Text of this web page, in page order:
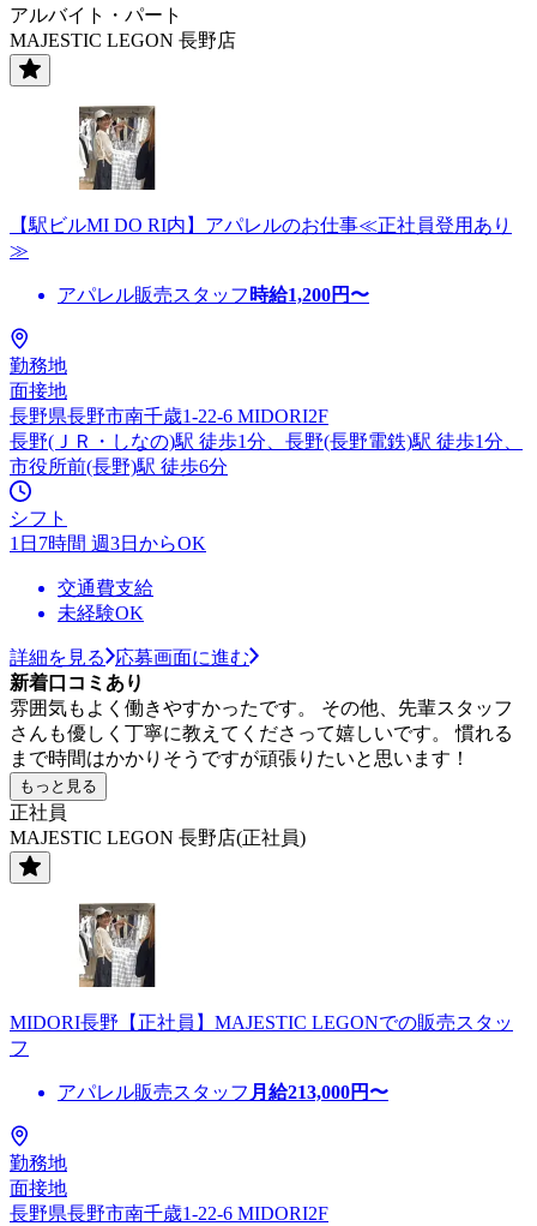
アルバイト・パート
MAJESTIC LEGON 長野店
【駅ビルMI DO RI内】アパレルのお仕事≪正社員登用あり
≫
アパレル販売スタッフ 時給1,200円〜
勤務地
面接地
長野県長野市南千歳1-22-6 MIDORI2F
長野(ＪＲ・しなの)駅 徒歩1分、長野(長野電鉄)駅 徒歩1分、
市役所前(長野)駅 徒歩6分
シフト
1日7時間 週3日からOK
交通費支給
未経験OK
詳細を見る
応募画面に進む
新着口コミあり
雰囲気もよく働きやすかったです。 その他、先輩スタッフ
さんも優しく丁寧に教えてくださって嬉しいです。 慣れる
まで時間はかかりそうですが頑張りたいと思います！
もっと見る
正社員
MAJESTIC LEGON 長野店(正社員)
MIDORI長野【正社員】MAJESTIC LEGONでの販売スタッ
フ
アパレル販売スタッフ 月給213,000円〜
勤務地
面接地
長野県長野市南千歳1-22-6 MIDORI2F